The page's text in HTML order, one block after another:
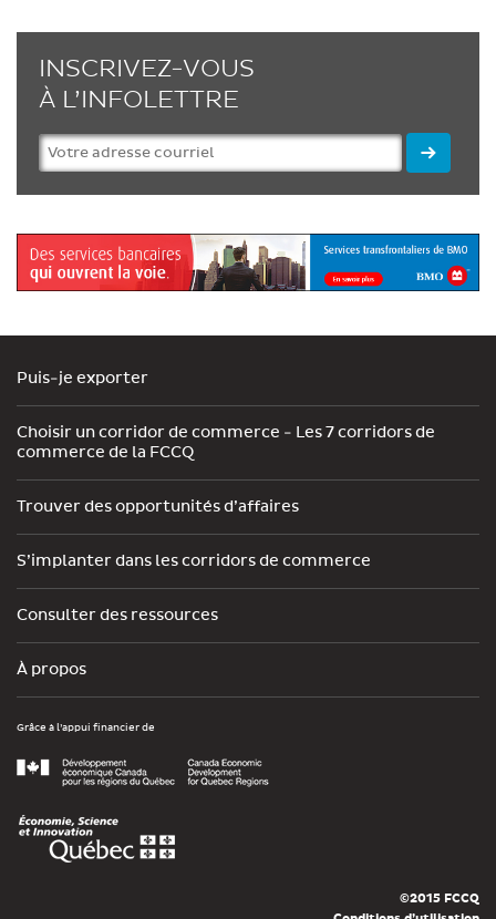
INSCRIVEZ-VOUS
À L’INFOLETTRE
Puis-je exporter
Choisir un corridor de commerce - Les 7 corridors de
commerce de la FCCQ
Trouver des opportunités d’affaires
S’implanter dans les corridors de commerce
Consulter des ressources
À propos
Grâce à l’appui financier de
©2015 FCCQ